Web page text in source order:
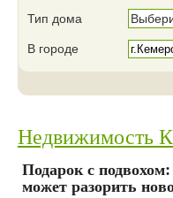
Тип дома
В городе
Недвижимость
Подарок с
может разорить